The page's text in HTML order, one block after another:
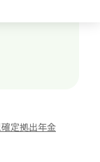
定拠出年金